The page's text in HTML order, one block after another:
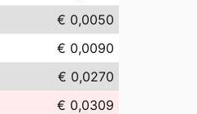
€ 0,0050
€ 0,0090
€ 0,0270
€ 0,0309